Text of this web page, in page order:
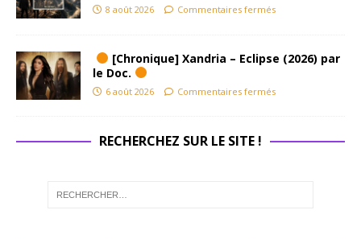
8 août 2026 Commentaires fermés
[Chronique] Xandria – Eclipse (2026) par
le Doc.
6 août 2026 Commentaires fermés
RECHERCHEZ SUR LE SITE !